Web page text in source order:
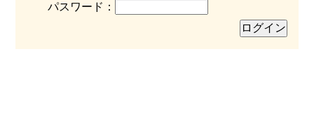
パスワード：